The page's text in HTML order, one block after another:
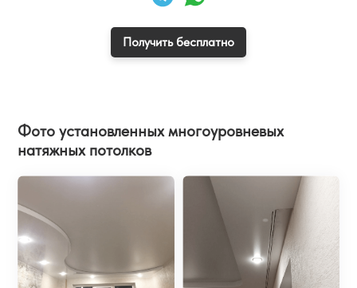
Получить бесплатно
Фото установленных многоуровневых
натяжных потолков